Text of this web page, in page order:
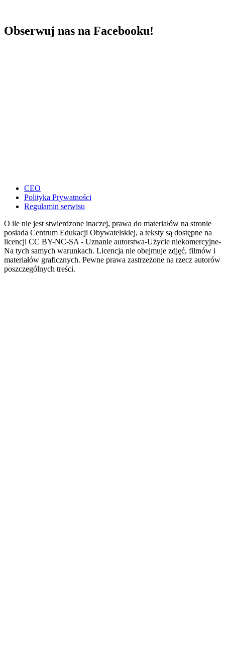
Obserwuj nas na Facebooku!
CEO
Polityka Prywatności
Regulamin serwisu
O ile nie jest stwierdzone inaczej, prawa do materiałów na stronie
posiada Centrum Edukacji Obywatelskiej, a teksty są dostępne na
licencji CC BY-NC-SA - Uznanie autorstwa-Użycie niekomercyjne-
Na tych samych warunkach. Licencja nie obejmuje zdjęć, filmów i
materiałów graficznych. Pewne prawa zastrzeżone na rzecz autorów
poszczególnych treści.